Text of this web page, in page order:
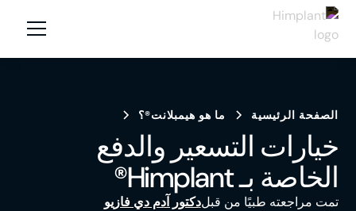
الصفحة الرئيسية ما هو هيمبلانت®؟
خيارات التسعير والدفع
الخاصة بـ Himplant®
تمت مراجعته طبيًا من قبلدكتور آدم دي فازيو